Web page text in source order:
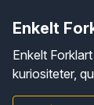
Enkelt
Enkelt
kuriositeter,